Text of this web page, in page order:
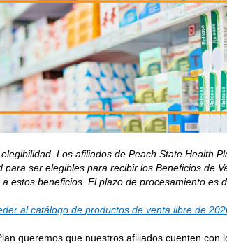
Los afiliados de Peach State Health
para ser elegibles para recibir los Beneficios de
estos beneficios. El plazo de procesamiento es
al catálogo de productos de venta libre de
queremos que nuestros afiliados cuenten con